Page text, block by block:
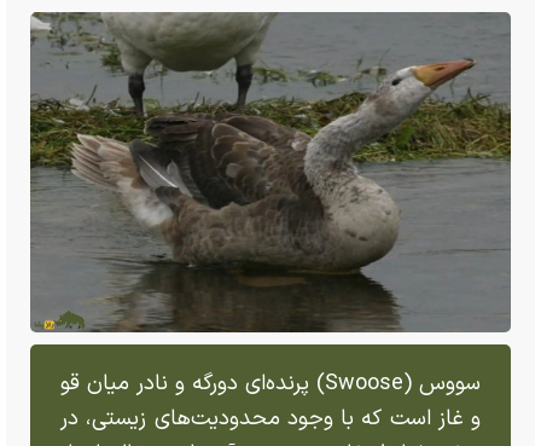
سووس (Swoose) پرنده‌ای دورگه و نادر میان قو
و غاز است که با وجود محدودیت‌های زیستی، در